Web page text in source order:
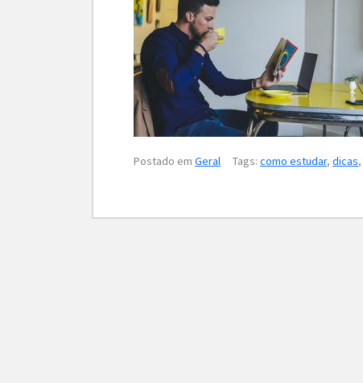
Postado em Geral Tags: como estudar, dicas,